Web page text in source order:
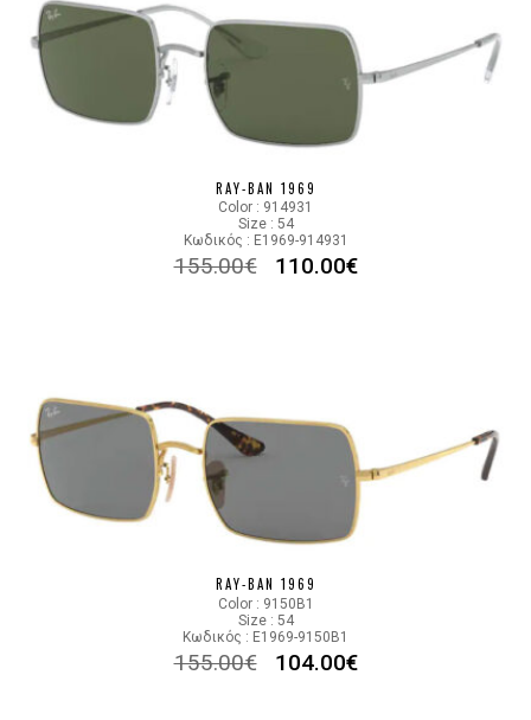
Color
Lens Color
PHOTOCHROMIC LIGHT
MIRROR GOLD, GRADIENT
GRAY
001/B3
RAY-BAN 1969
Color : 914931
Size : 54
Κωδικός : E1969-914931
155.00€ 110.00€
RAY-BAN 1969
Color : 9150B1
Size : 54
Κωδικός : E1969-9150B1
155.00€ 104.00€